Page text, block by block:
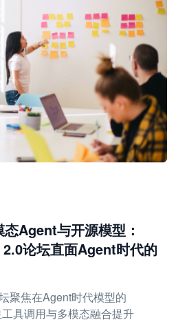
Agent与开源模型：
论坛直面Agent时代的
聚焦在Agent时代模型的
具调用与多模态融合提升